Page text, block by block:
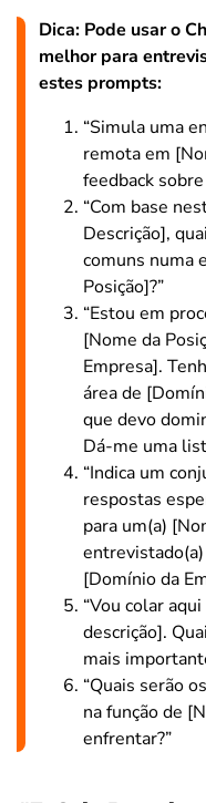
Dica: Pode usar o
melhor para
estes prompts:
“Simula uma
remota em
feedback
“Com base
Descrição],
comuns numa
Posição]?”
“Estou em
[Nome da
Empresa].
área de
que devo
Dá-me uma
“Indica um
respostas
para um(a)
[Domínio da
“Vou colar
descrição].
mais
“Quais serão
na função de
enfrentar?”